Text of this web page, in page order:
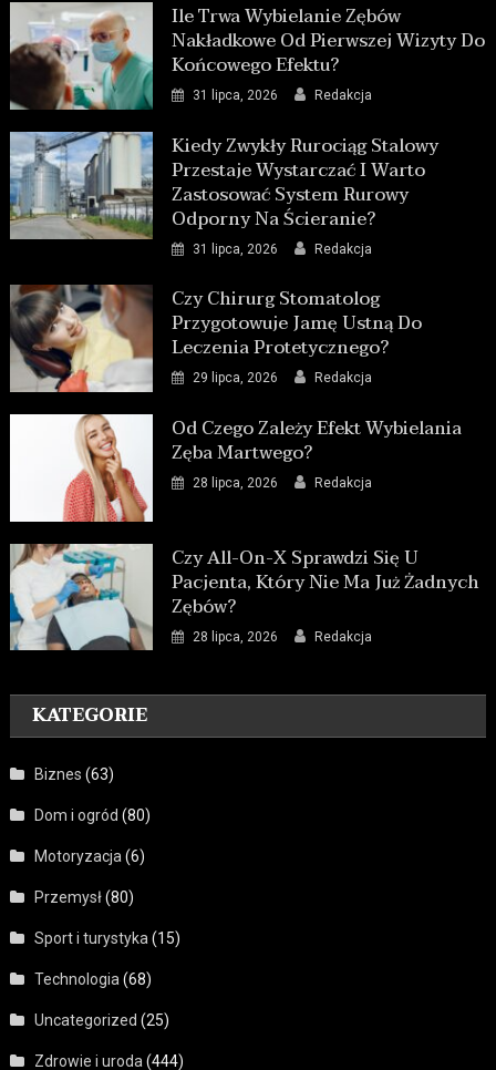
Ile Trwa Wybielanie Zębów
Nakładkowe Od Pierwszej Wizyty Do
Końcowego Efektu?
31 lipca, 2026 Redakcja
Kiedy Zwykły Rurociąg Stalowy
Przestaje Wystarczać I Warto
Zastosować System Rurowy
Odporny Na Ścieranie?
31 lipca, 2026 Redakcja
Czy Chirurg Stomatolog
Przygotowuje Jamę Ustną Do
Leczenia Protetycznego?
29 lipca, 2026 Redakcja
Od Czego Zależy Efekt Wybielania
Zęba Martwego?
28 lipca, 2026 Redakcja
Czy All-On-X Sprawdzi Się U
Pacjenta, Który Nie Ma Już Żadnych
Zębów?
28 lipca, 2026 Redakcja
KATEGORIE
Biznes (63)
Dom i ogród (80)
Motoryzacja(6)
Przemysł(80)
Sport i turystyka(15)
Technologia(68)
Uncategorized (25)
Zdrowie i uroda(444)